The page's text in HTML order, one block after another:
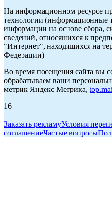
На информационном ресурсе
технологии (информационные
информации на основе сбора,
сведений, относящихся к
"Интернет", находящихся на
Федерации).
Во время посещения сайта вы
обрабатываем ваши
метрик Яндекс Метрика,
16+
Заказать рекламуУсловия
соглашениеЧастые вопросы